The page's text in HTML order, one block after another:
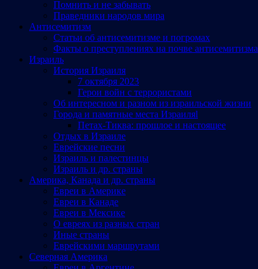
Помнить и не забывать
Праведники народов мира
Антисемитизм
Статьи об антисемитизме и погромах
Факты о преступлениях на почве антисемитизма
Израиль
История Израиля
7 октября 2023
Герои войн с террористами
Об интересном и разном из израильской жизни
Города и памятные места Израиляl
Петах-Тиква: прошлое и настоящее
Отдых в Израиле
Еврейские песни
Израиль и палестинцы
Израиль и др. страны
Америка, Канада и др. страны
Евреи в Америке
Евреи в Канаде
Евреи в Мексике
О евреях из разных стран
Иные страны
Еврейскими маршрутами
Северная Америка